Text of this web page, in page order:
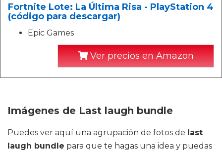
Fortnite Lote: La Última Risa - PlayStation 4
(código para descargar)
Epic Games
Ver precios en Amazon
Imágenes de Last laugh bundle
Puedes ver aquí una agrupación de fotos de last
laugh bundle para que te hagas una idea y puedas